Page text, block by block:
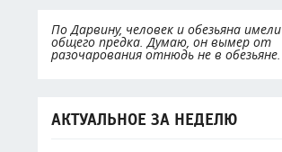
По Дарвину, человек и обезьяна имели
общего предка. Думаю, он вымер от
разочарования отнюдь не в обезьяне.
АКТУАЛЬНОЕ ЗА НЕДЕЛЮ